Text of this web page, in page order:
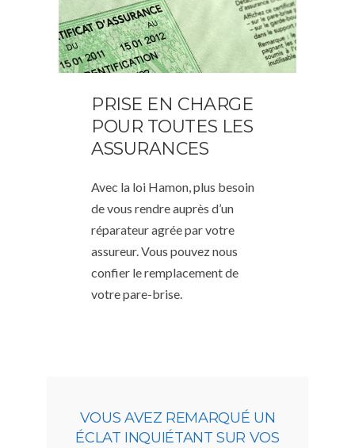
PRISE EN CHARGE
POUR TOUTES LES
ASSURANCES
Avec la loi Hamon, plus besoin
de vous rendre auprès d’un
réparateur agrée par votre
assureur. Vous pouvez nous
confier le remplacement de
votre pare-brise.
VOUS AVEZ REMARQUÉ UN
ÉCLAT INQUIÉTANT SUR VOS